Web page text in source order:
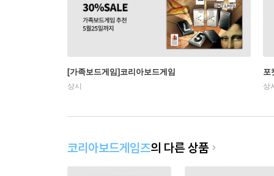
[가족보드게임]코리아보드게임
상시
포
상
코리아보드게임즈의 다른 상품